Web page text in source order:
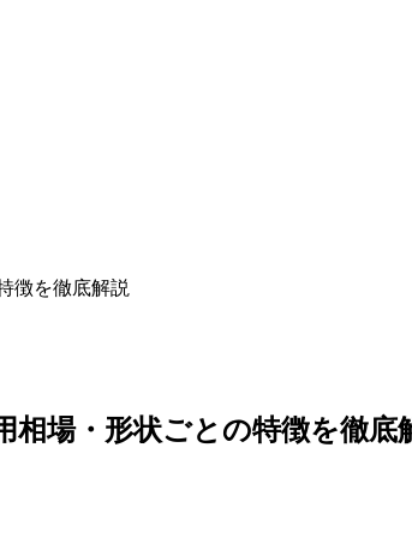
徴を徹底解説
相場・形状ごとの特徴を徹底